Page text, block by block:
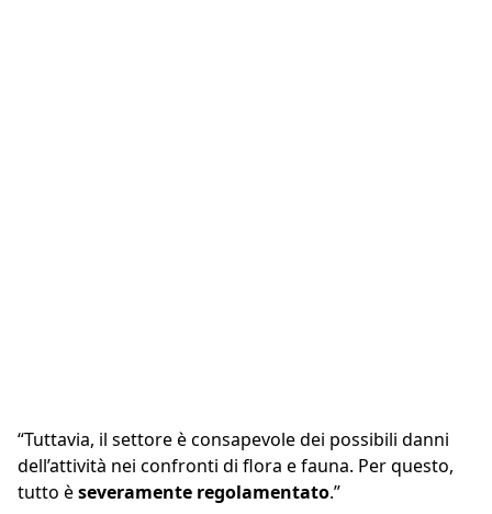
produzione di rifiuti.
Gilles Van Overberghe, CEO di Brachot
“Tuttavia, il settore è consapevole dei possibili danni
dell’attività nei confronti di flora e fauna. Per questo,
tutto èseveramente regolamentato.”